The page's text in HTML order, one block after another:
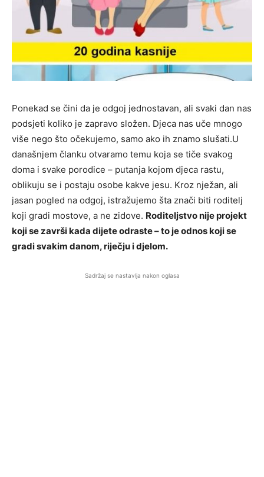
Ponekad se čini da je odgoj jednostavan, ali svaki dan nas
podsjeti koliko je zapravo složen. Djeca nas uče mnogo
više nego što očekujemo, samo ako ih znamo slušati.U
današnjem članku otvaramo temu koja se tiče svakog
doma i svake porodice – putanja kojom djeca rastu,
oblikuju se i postaju osobe kakve jesu. Kroz nježan, ali
jasan pogled na odgoj, istražujemo šta znači biti roditelj
koji gradi mostove, a ne zidove. Roditeljstvo nije projekt
koji se završi kada dijete odraste – to je odnos koji se
gradi svakim danom, riječju i djelom.
Sadržaj se nastavlja nakon oglasa